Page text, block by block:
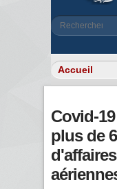
Rechercher
Covid-
plus de